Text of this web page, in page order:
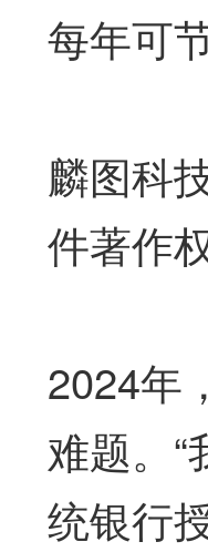
每年可
麟图科
件著作
2024年
难题。
统银行